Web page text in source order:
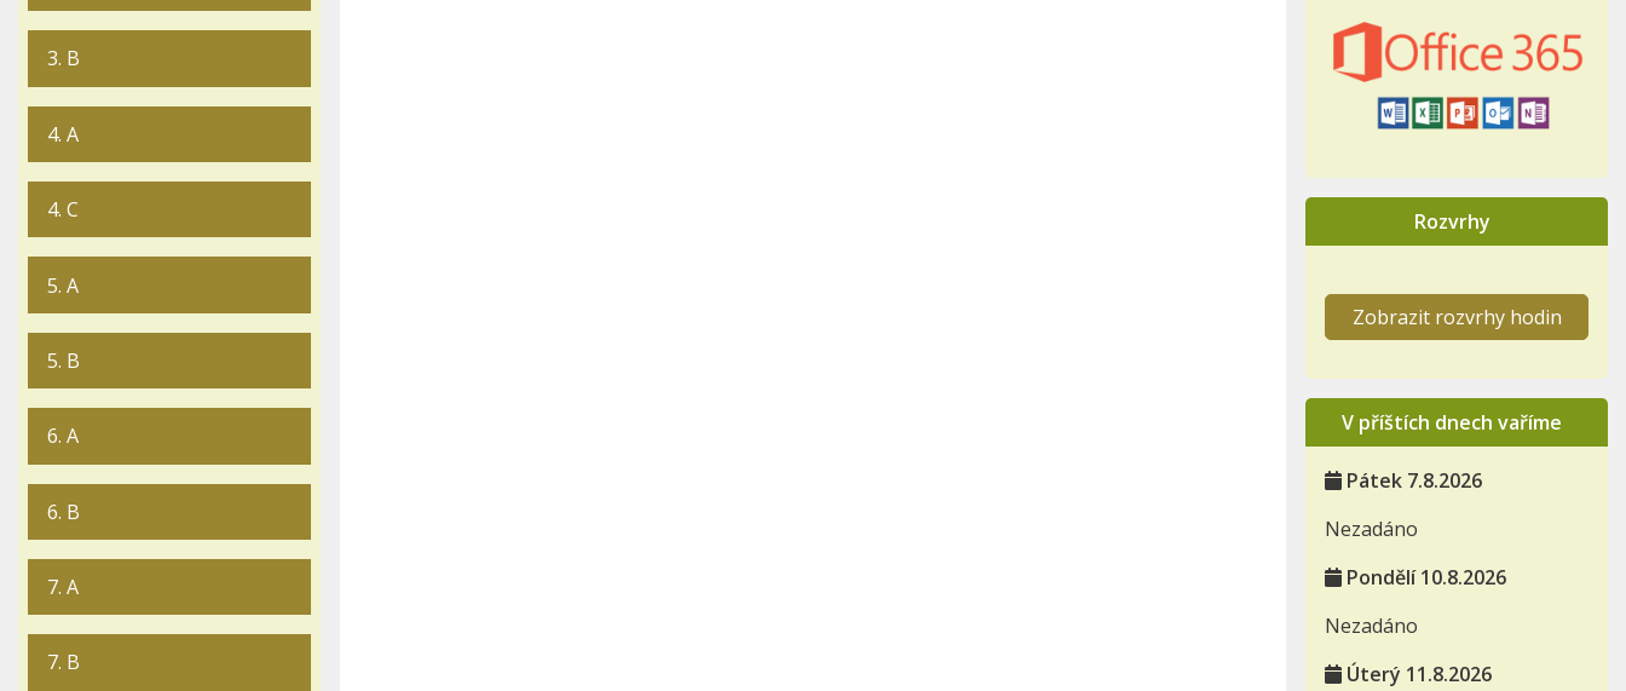
3. B
4. A
4. C
5. A
5. B
6. A
6. B
7. A
7. B
Rozvrhy
Zobrazit rozvrhy hodin
V příštích dnech vaříme
Pátek 7.8.2026
Nezadáno
Pondělí 10.8.2026
Nezadáno
Úterý 11.8.2026